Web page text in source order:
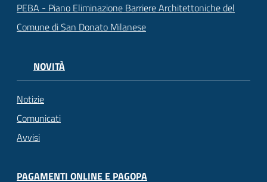
PEBA - Piano Eliminazione Barriere Architettoniche del
Comune di San Donato Milanese
NOVITÀ
Notizie
Comunicati
Avvisi
PAGAMENTI ONLINE E PAGOPA